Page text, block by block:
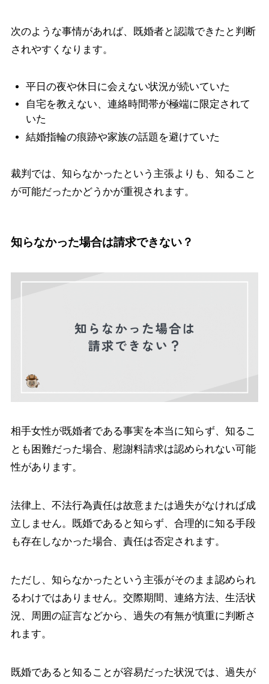
次のような事情があれば、既婚者と認識できたと判断
されやすくなります。
平日の夜や休日に会えない状況が続いていた
自宅を教えない、連絡時間帯が極端に限定されて
いた
結婚指輪の痕跡や家族の話題を避けていた
裁判では、知らなかったという主張よりも、知ること
が可能だったかどうかが重視されます。
知らなかった場合は請求できない？
相手女性が既婚者である事実を本当に知らず、知るこ
とも困難だった場合、慰謝料請求は認められない可能
性があります。
法律上、不法行為責任は故意または過失がなければ成
立しません。既婚であると知らず、合理的に知る手段
も存在しなかった場合、責任は否定されます。
ただし、知らなかったという主張がそのまま認められ
るわけではありません。交際期間、連絡方法、生活状
況、周囲の証言などから、過失の有無が慎重に判断さ
れます。
既婚であると知ることが容易だった状況では、過失が